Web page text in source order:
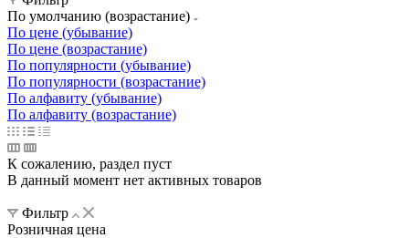
По умолчанию (возрастание)
По цене (убывание)
По цене (возрастание)
По популярности (убывание)
По популярности (возрастание)
По алфавиту (убывание)
По алфавиту (возрастание)
К сожалению, раздел пуст
В данный момент нет активных товаров
Фильтр
Розничная цена